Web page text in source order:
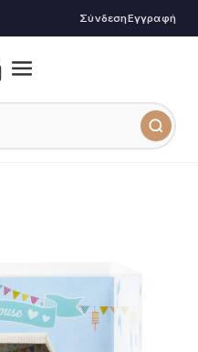
ΣύνδεσηΕγγραφή